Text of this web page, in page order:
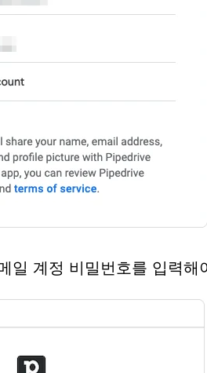
일 계정 비밀번호를 입력해